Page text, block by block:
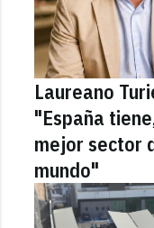
Laureano
"España
mejor sector
mundo"